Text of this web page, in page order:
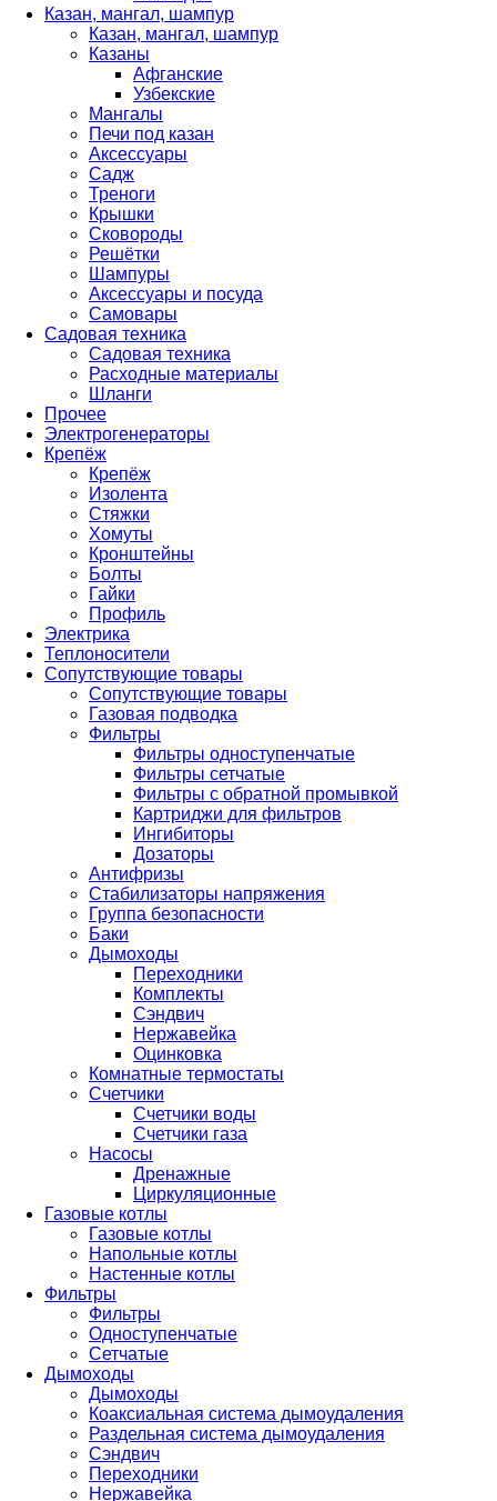
Казан, мангал, шампур
Казан, мангал, шампур
Казаны
Афганские
Узбекские
Мангалы
Печи под казан
Аксессуары
Садж
Треноги
Крышки
Сковороды
Решётки
Шампуры
Аксессуары и посуда
Самовары
Садовая техника
Садовая техника
Расходные материалы
Шланги
Прочее
Электрогенераторы
Крепёж
Крепёж
Изолента
Стяжки
Хомуты
Кронштейны
Болты
Гайки
Профиль
Электрика
Теплоносители
Сопутствующие товары
Сопутствующие товары
Газовая подводка
Фильтры
Фильтры одноступенчатые
Фильтры сетчатые
Фильтры с обратной промывкой
Картриджи для фильтров
Ингибиторы
Дозаторы
Антифризы
Стабилизаторы напряжения
Группа безопасности
Баки
Дымоходы
Переходники
Комплекты
Сэндвич
Нержавейка
Оцинковка
Комнатные термостаты
Счетчики
Счетчики воды
Счетчики газа
Насосы
Дренажные
Циркуляционные
Газовые котлы
Газовые котлы
Напольные котлы
Настенные котлы
Фильтры
Фильтры
Одноступенчатые
Сетчатые
Дымоходы
Дымоходы
Коаксиальная система дымоудаления
Раздельная система дымоудаления
Сэндвич
Переходники
Нержавейка